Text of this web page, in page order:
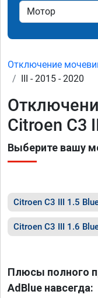
Отключение
III - 2015 - 2020
Citroen C3
Выберите вашу
Citroen C3 III 1.5
Citroen C3 III 1.6
Плюсы полного
AdBlue навсегда: